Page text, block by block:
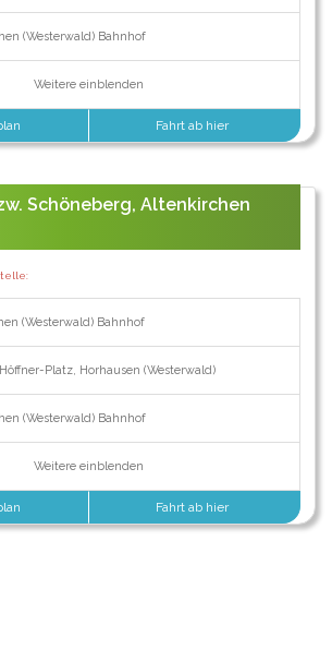
(Westerwald) Bahnhof
Weitere einblenden
Fahrt ab hier
Schöneberg, Altenkirchen
(Westerwald) Bahnhof
Platz, Horhausen (Westerwald)
(Westerwald) Bahnhof
Weitere einblenden
Fahrt ab hier